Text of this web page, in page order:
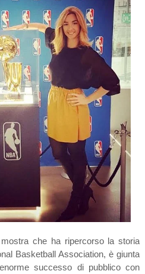
che ha ripercorso la storia
Basketball Association, è giunta
successo di pubblico con